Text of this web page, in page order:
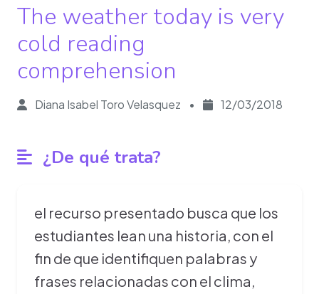
The weather today is very
cold reading
comprehension
Diana Isabel Toro Velasquez • 12/03/2018
¿De qué trata?
el recurso presentado busca que los
estudiantes lean una historia, con el
fin de que identifiquen palabras y
frases relacionadas con el clima,